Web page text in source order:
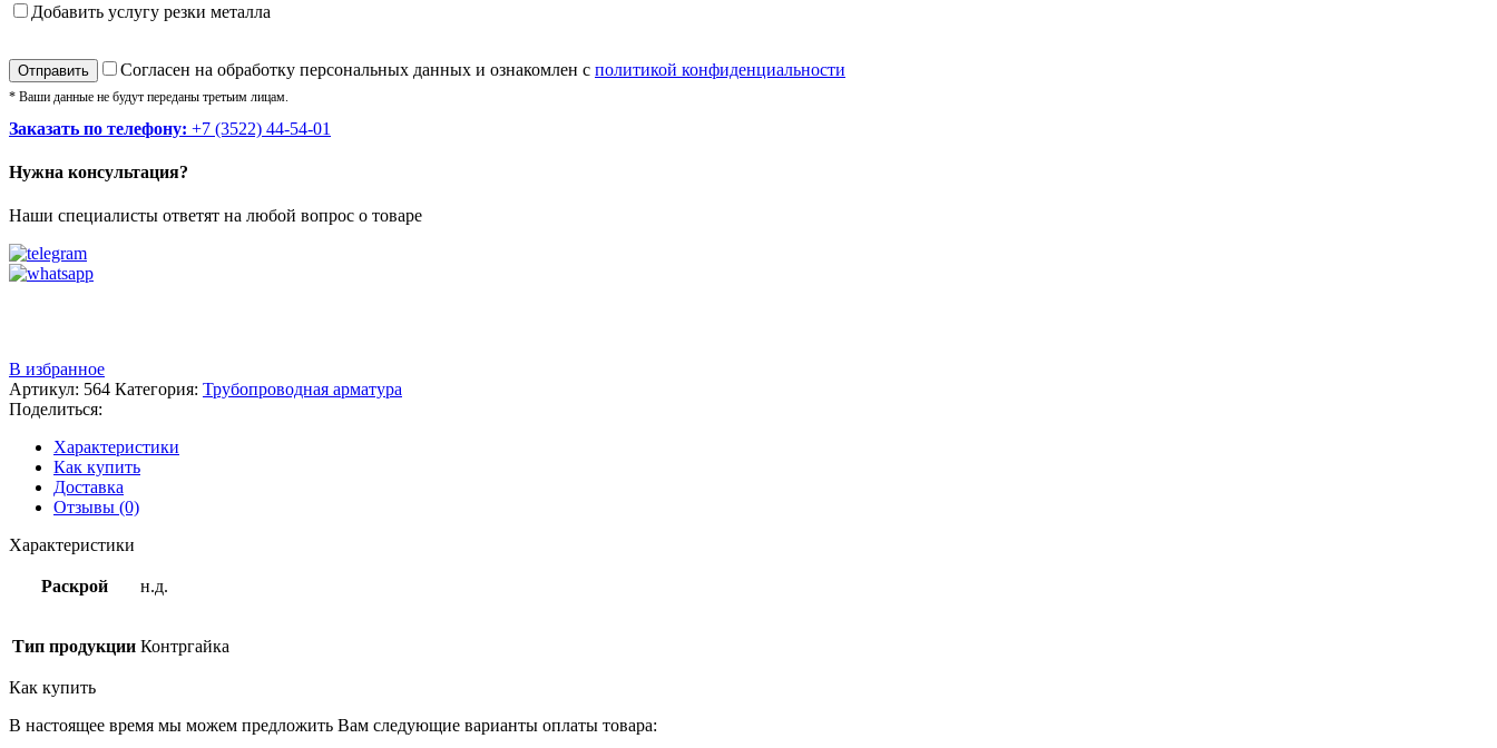
Добавить услугу резки металла
Cогласен на обработку персональных данных и ознакомлен с политикой конфиденциальности
* Ваши данные не будут переданы третьим лицам.
Заказать по телефону: +7 (3522) 44-54-01
Нужна консультация?
Наши специалисты ответят на любой вопрос о товаре
В избранное
Артикул: 564 Категория: Трубопроводная арматура
Поделиться:
Характеристики
Как купить
Доставка
Отзывы (0)
Характеристики
Раскрой н.д.
Тип продукции Контргайка
Как купить
В настоящее время мы можем предложить Вам следующие варианты оплаты товара: